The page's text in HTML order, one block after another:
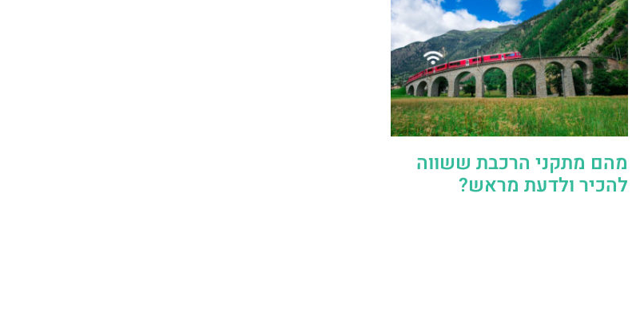
מהם מתקני הרכבת ששווה
להכיר ולדעת מראש?